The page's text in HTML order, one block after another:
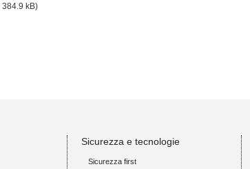
384.9 kB)
Sicurezza e tecnologie
Sicurezza first